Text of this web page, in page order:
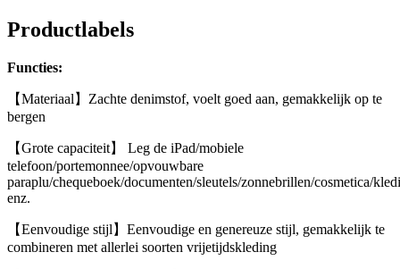
Productlabels
Functies:
【Materiaal】Zachte denimstof, voelt goed aan, gemakkelijk op te
bergen
【Grote capaciteit】 Leg de iPad/mobiele
telefoon/portemonnee/opvouwbare
paraplu/chequeboek/documenten/sleutels/zonnebrillen/cosmetica/
enz.
【Eenvoudige stijl】Eenvoudige en genereuze stijl, gemakkelijk te
combineren met allerlei soorten vrijetijdskleding